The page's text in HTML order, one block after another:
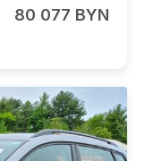
80 077 BYN